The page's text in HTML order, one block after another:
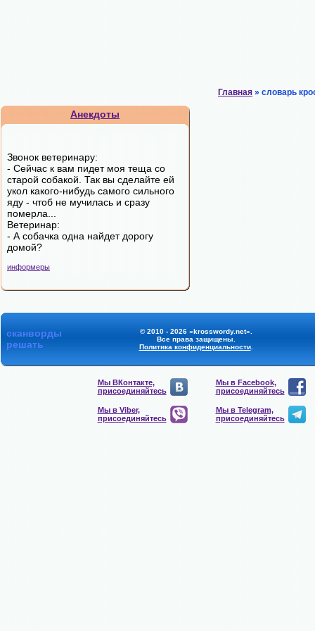
Анекдоты
Звонок ветеринару:
- Сейчас к вам пидет моя теща со
старой собакой. Так вы сделайте ей
укол какого-нибудь самого сильного
яду - чтоб не мучилась и сразу
померла...
Ветеринар:
- А собачка одна найдет дорогу
домой?
информеры
Главная » словарь
сканворды
решать
© 2010 - 2026 «krosswordy.net».
Все права защищены.
Политика конфиденциальности.
Мы ВКонтакте,
присоединяйтесь
Мы в Facebook,
присоединяйтесь
Мы в Viber,
присоединяйтесь
Мы в Telegram,
присоединяйтесь